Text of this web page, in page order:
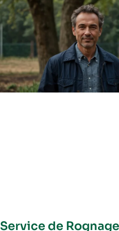
Service de